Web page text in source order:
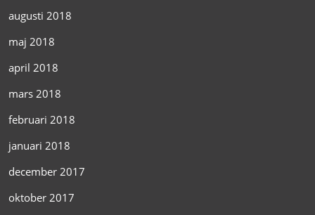
augusti 2018
maj 2018
april 2018
mars 2018
februari 2018
januari 2018
december 2017
oktober 2017